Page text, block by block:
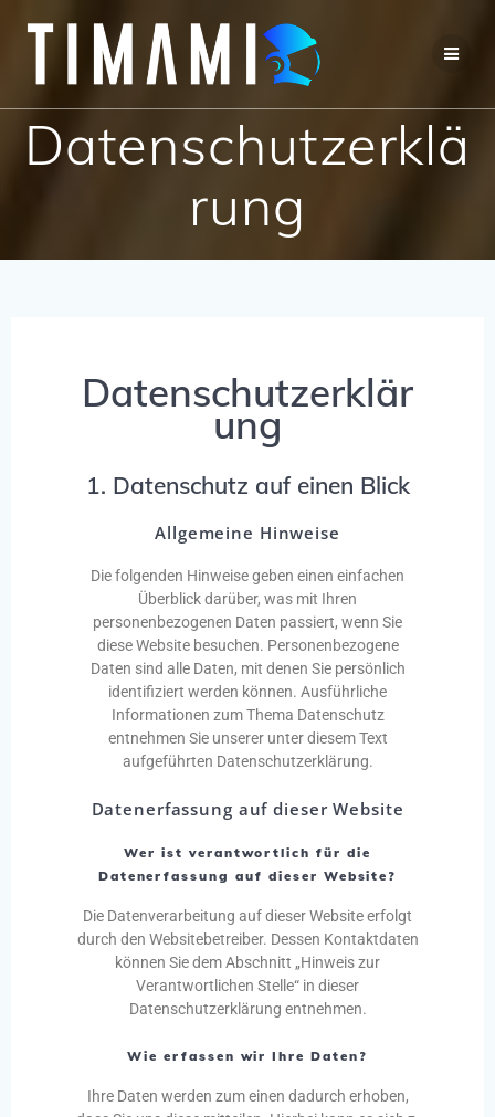
Datenschutzerklä
rung
Datenschutzerklär
ung
1. Datenschutz auf einen Blick
Allgemeine Hinweise
Die folgenden Hinweise geben einen einfachen
Überblick darüber, was mit Ihren
personenbezogenen Daten passiert, wenn Sie
diese Website besuchen. Personenbezogene
Daten sind alle Daten, mit denen Sie persönlich
identifiziert werden können. Ausführliche
Informationen zum Thema Datenschutz
entnehmen Sie unserer unter diesem Text
aufgeführten Datenschutzerklärung.
Datenerfassung auf dieser Website
Wer ist verantwortlich für die
Datenerfassung auf dieser Website?
Die Datenverarbeitung auf dieser Website erfolgt
durch den Websitebetreiber. Dessen Kontaktdaten
können Sie dem Abschnitt „Hinweis zur
Verantwortlichen Stelle“ in dieser
Datenschutzerklärung entnehmen.
Wie erfassen wir Ihre Daten?
Ihre Daten werden zum einen dadurch erhoben,